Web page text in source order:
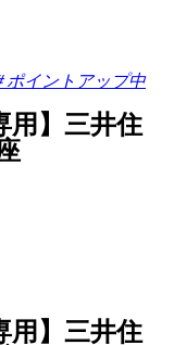
ポイントアップ中
用】三井住
用】三井住